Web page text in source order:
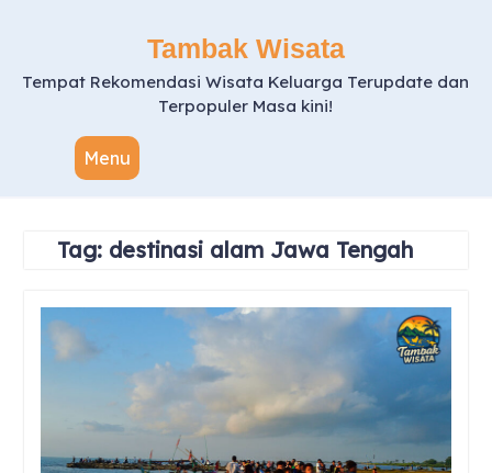
Tambak Wisata
Tempat Rekomendasi Wisata Keluarga Terupdate dan
Terpopuler Masa kini!
Menu
Tag: destinasi alam Jawa Tengah